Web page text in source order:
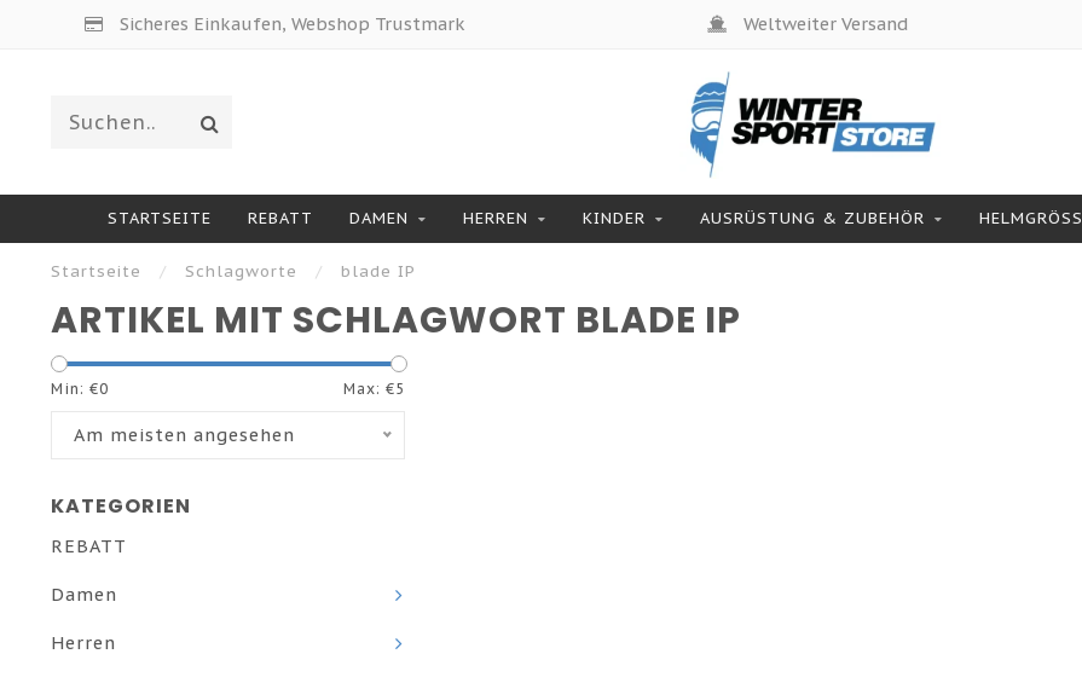
Sicheres Einkaufen, Webshop Trustmark Weltweiter Versand
STARTSEITE REBATT DAMEN HERREN KINDER AUSRÜSTUNG & ZUBEHÖR HELMGRÖSSE
Startseite / Schlagworte / blade IP
ARTIKEL MIT SCHLAGWORT BLADE IP
Min: €0 Max: €5
Am meisten angesehen
KATEGORIEN
REBATT
Damen
Herren